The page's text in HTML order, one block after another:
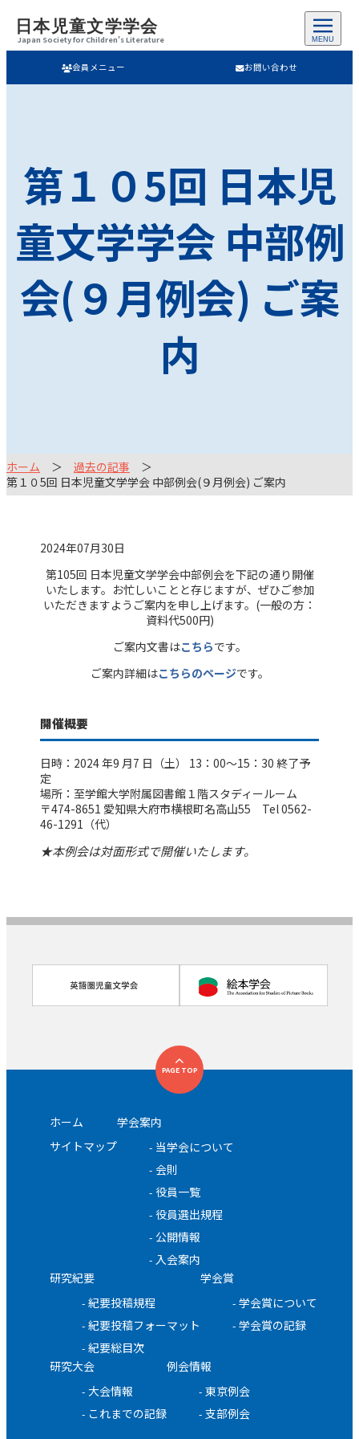
日本児童文学学会
Japan Society for Children's Literature MENU
会員メニュー お問い合わせ
第１０5回 日本児
童文学学会 中部例
会(９月例会) ご案
内
ホーム
過去の記事
第１０5回 日本児童文学学会 中部例会(９月例会) ご案内
2024年07月30日
第105回 日本児童文学学会中部例会を下記の通り開催
いたします。お忙しいことと存じますが、ぜひご参加
いただきますようご案内を申し上げます。(一般の方：
資料代500円)
ご案内文書はこちらです。
ご案内詳細はこちらのページです。
開催概要
日時：2024 年9 月7 日（土） 13：00～15：30 終了予
定
場所：至学館大学附属図書館１階スタディールーム
〒474-8651 愛知県大府市横根町名高山55 Tel 0562-
46-1291（代）
★本例会は対面形式で開催いたします。
PAGE TOP
ホーム
サイトマップ
学会案内
当学会について
会則
役員一覧
役員選出規程
公開情報
入会案内
研究紀要
紀要投稿規程
紀要投稿フォーマット
紀要総目次
学会賞
学会賞について
学会賞の記録
研究大会
大会情報
これまでの記録
例会情報
東京例会
支部例会